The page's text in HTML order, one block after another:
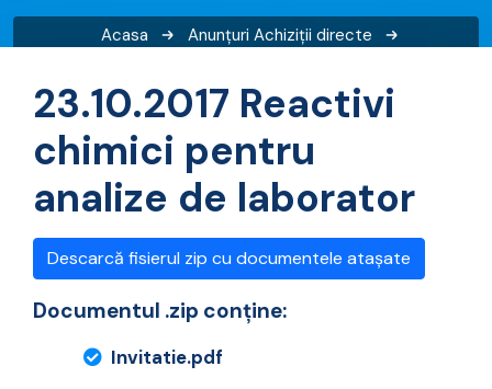
Acasa Anunțuri Achiziții directe
23.10.2017 Reactivi
chimici pentru
analize de laborator
Descarcă fisierul zip cu documentele atașate
Documentul .zip conține:
Invitatie.pdf